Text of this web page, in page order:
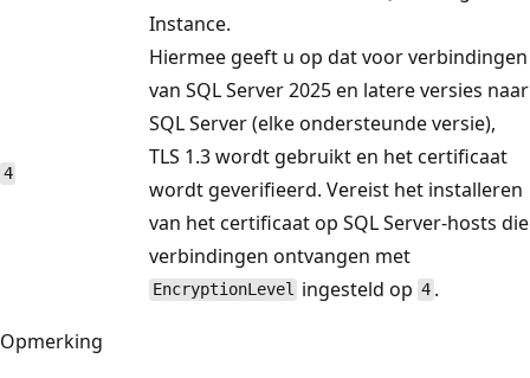
Instance.
4
Hiermee geeft u op dat voor verbindingen
van SQL Server 2025 en latere versies naar
SQL Server (elke ondersteunde versie),
TLS 1.3 wordt gebruikt en het certificaat
wordt geverifieerd. Vereist het installeren
van het certificaat op SQL Server-hosts die
verbindingen ontvangen met
EncryptionLevel ingesteld op4.
Opmerking